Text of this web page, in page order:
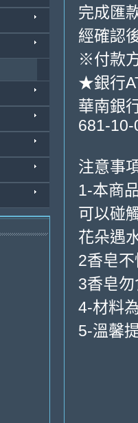
完成匯
經確認
※付款
★銀行
華南銀
681-
注意事
1-本商
可以碰
花朵遇
2香皂
3香皂
4-材料
5-溫馨